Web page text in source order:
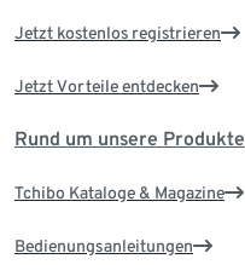
Jetzt kostenlos registrieren
Jetzt Vorteile entdecken
Rund um unsere Produkte
Tchibo Kataloge & Magazine
Bedienungsanleitungen